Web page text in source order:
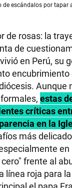
de escándalos por tapar
de rosas: la
de
en Perú, su
encubrimiento
Aunque
estas
críticas
en la
más
frente al
línea roja para